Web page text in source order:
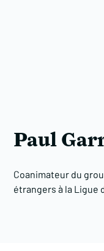
Paul
Coanimateur du
étrangers à la Ligue